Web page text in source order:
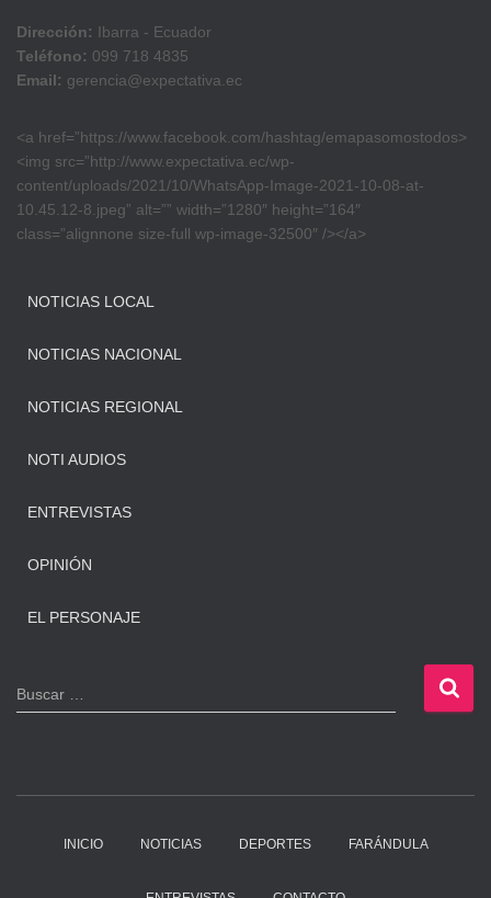
Dirección: Ibarra - Ecuador
Teléfono: 099 718 4835
Email: gerencia@expectativa.ec
<a href=”https://www.facebook.com/hashtag/emapasomostodos>
<img src=”http://www.expectativa.ec/wp-
content/uploads/2021/10/WhatsApp-Image-2021-10-08-at-
10.45.12-8.jpeg” alt=”” width=”1280″ height=”164″
class=”alignnone size-full wp-image-32500″ /></a>
NOTICIAS LOCAL
NOTICIAS NACIONAL
NOTICIAS REGIONAL
NOTI AUDIOS
ENTREVISTAS
OPINIÓN
EL PERSONAJE
B
u
Buscar …
INICIO NOTICIAS DEPORTES FARÁNDULA